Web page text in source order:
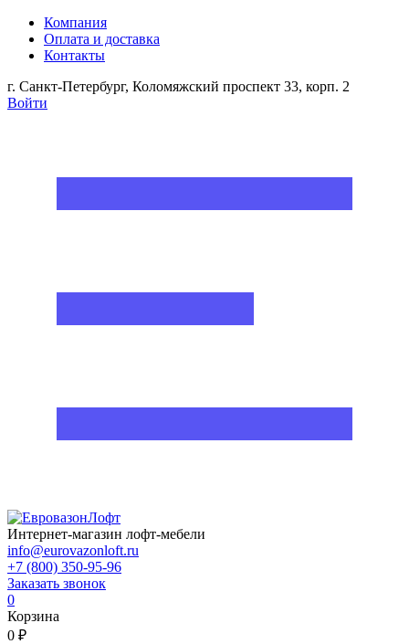
Компания
Оплата и доставка
Контакты
г. Санкт-Петербург, Коломяжский проспект 33, корп. 2
Войти
Интернет-магазин лофт-мебели
info@eurovazonloft.ru
+7 (800) 350-95-96
Заказать звонок
0
Корзина
0 ₽